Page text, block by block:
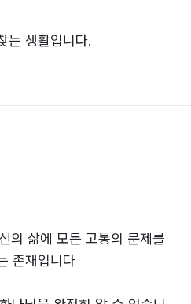
는 생활입니다.
의 삶에 모든 고통의 문제를
존재입니다